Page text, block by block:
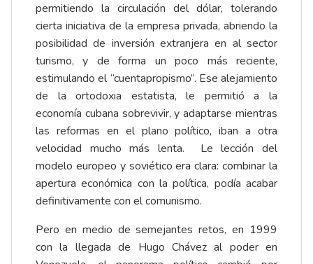
permitiendo la circulación del dólar, tolerando
cierta iniciativa de la empresa privada, abriendo la
posibilidad de inversión extranjera en al sector
turismo, y de forma un poco más reciente,
estimulando el “cuentapropismo”. Ese alejamiento
de la ortodoxia estatista, le permitió a la
economía cubana sobrevivir, y adaptarse mientras
las reformas en el plano político, iban a otra
velocidad mucho más lenta. Le lección del
modelo europeo y soviético era clara: combinar la
apertura económica con la política, podía acabar
definitivamente con el comunismo.
Pero en medio de semejantes retos, en 1999
con la llegada de Hugo Chávez al poder en